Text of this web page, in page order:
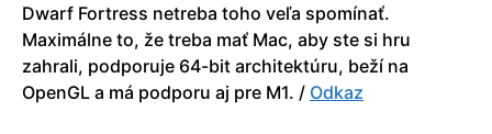
Dwarf Fortress netreba toho veľa spomínať.
Maximálne to, že treba mať Mac, aby ste si hru
zahrali, podporuje 64-bit architektúru, beží na
OpenGL a má podporu aj pre M1. / Odkaz